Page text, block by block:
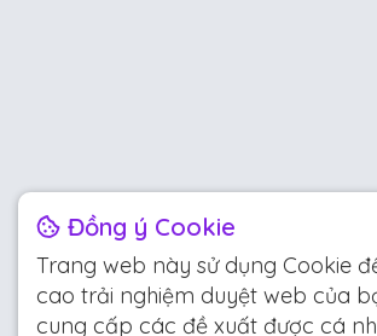
Đồng ý Cookie
Trang web này sử dụng Cookie
cao trải nghiệm duyệt web của
cung cấp các đề xuất được cá